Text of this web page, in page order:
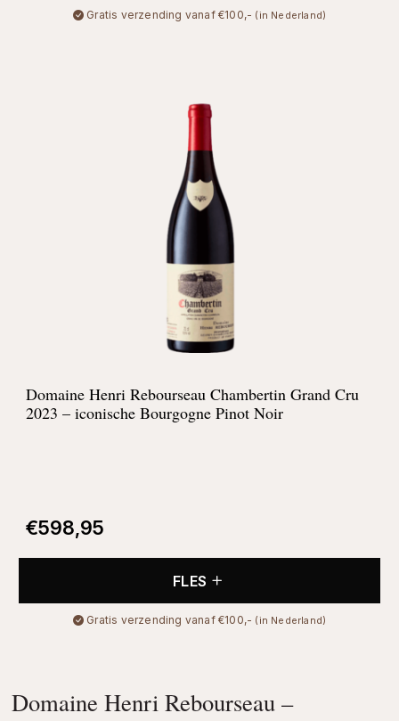
Gratis verzending vanaf €100,- (in Nederland)
Domaine Henri Rebourseau Chambertin Grand Cru
2023 – iconische Bourgogne Pinot Noir
€598,95
FLES
Gratis verzending vanaf €100,- (in Nederland)
Domaine Henri Rebourseau –